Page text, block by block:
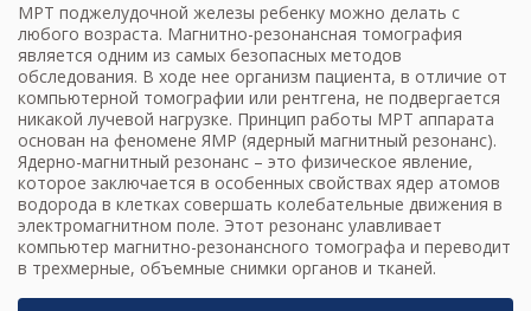
МРТ поджелудочной железы ребенку можно делать с
любого возраста. Магнитно-резонансная томография
является одним из самых безопасных методов
обследования. В ходе нее организм пациента, в отличие от
компьютерной томографии или рентгена, не подвергается
никакой лучевой нагрузке. Принцип работы МРТ аппарата
основан на феномене ЯМР (ядерный магнитный резонанс).
Ядерно-магнитный резонанс – это физическое явление,
которое заключается в особенных свойствах ядер атомов
водорода в клетках совершать колебательные движения в
электромагнитном поле. Этот резонанс улавливает
компьютер магнитно-резонансного томографа и переводит
в трехмерные, объемные снимки органов и тканей.